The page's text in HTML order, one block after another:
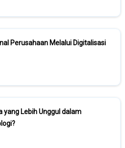
Perusahaan Melalui Digitalisasi
yang Lebih Unggul dalam